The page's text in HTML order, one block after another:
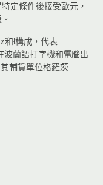
定條件後接受歐元，
和ł構成，代表
波蘭語打字機和電腦出
輔貨單位格羅茨